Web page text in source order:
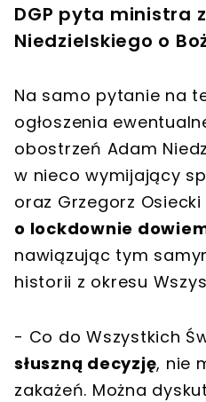
DGP pyta ministra
Niedzielskiego o
Na samo pytanie na
ogłoszenia
obostrzeń Adam
w nieco wymijający
oraz Grzegorz
o lockdownie
nawiązując tym
historii z okresu
- Co do Wszystkich
słuszną decyzję, nie
zakażeń. Można